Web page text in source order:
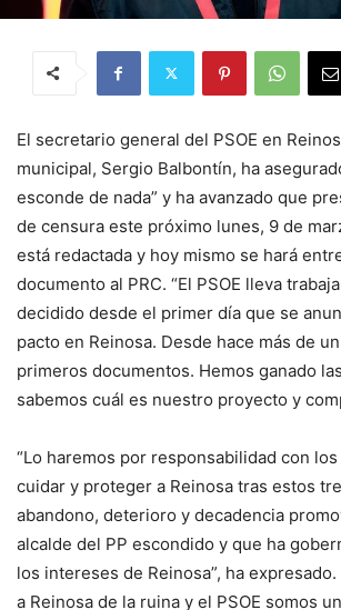
El secretario general del PSOE en
municipal, Sergio Balbontín, ha
esconde de nada” y ha avanzado que
de censura este próximo lunes, 9 de
está redactada y hoy mismo se hará
documento al PRC. “El PSOE lleva
decidido desde el primer día que se
pacto en Reinosa. Desde hace más de
primeros documentos. Hemos ganado
sabemos cuál es nuestro proyecto y
“Lo haremos por responsabilidad con
cuidar y proteger a Reinosa tras estos
abandono, deterioro y decadencia
alcalde del PP escondido y que ha
los intereses de Reinosa”, ha
a Reinosa de la ruina y el PSOE somos